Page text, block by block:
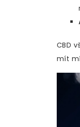
CBD
mít